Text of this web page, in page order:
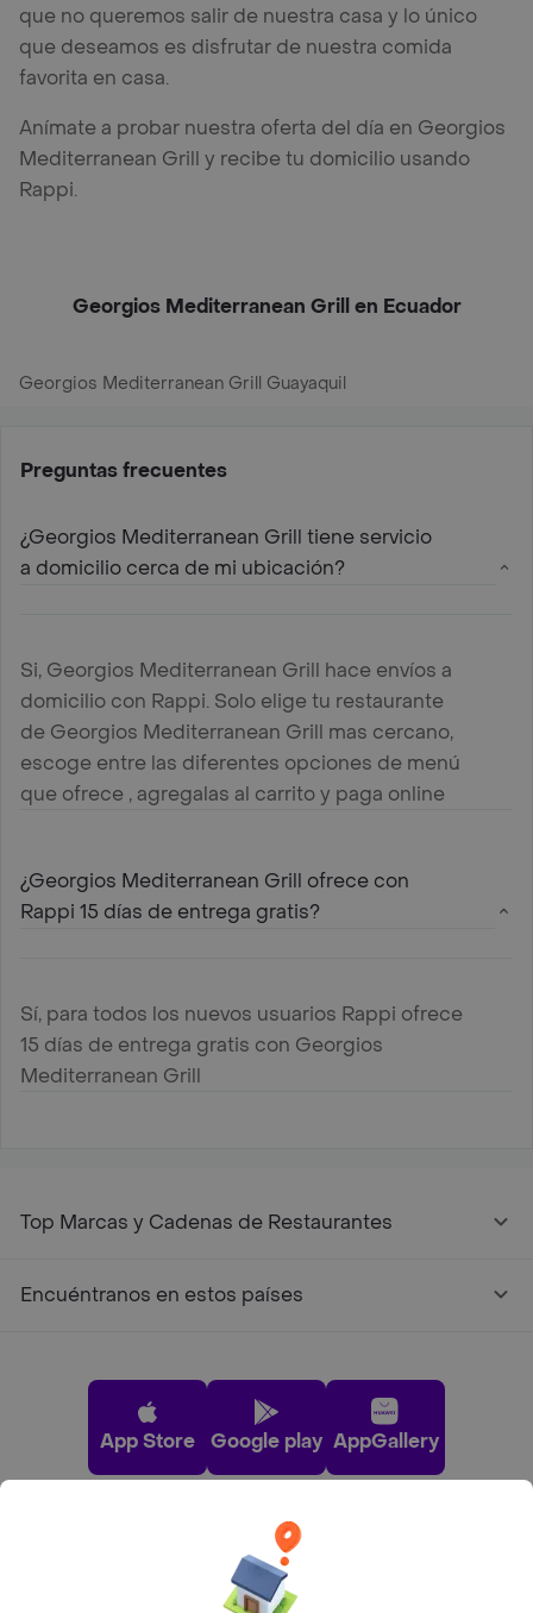
que no queremos salir de nuestra casa y lo único
que deseamos es disfrutar de nuestra comida
favorita en casa.
Anímate a probar nuestra oferta del día en Georgios
Mediterranean Grill y recibe tu domicilio usando
Rappi.
Georgios Mediterranean Grill en Ecuador
Georgios Mediterranean Grill Guayaquil
Preguntas frecuentes
¿Georgios Mediterranean Grill tiene servicio
a domicilio cerca de mi ubicación?
Si, Georgios Mediterranean Grill hace envíos a
domicilio con Rappi. Solo elige tu restaurante
de Georgios Mediterranean Grill mas cercano,
escoge entre las diferentes opciones de menú
que ofrece , agregalas al carrito y paga online
¿Georgios Mediterranean Grill ofrece con
Rappi 15 días de entrega gratis?
Sí, para todos los nuevos usuarios Rappi ofrece
15 días de entrega gratis con Georgios
Mediterranean Grill
Top Marcas y Cadenas de Restaurantes
Encuéntranos en estos países
App Store Google play AppGallery
Pide tu comida favorita cerca de ti